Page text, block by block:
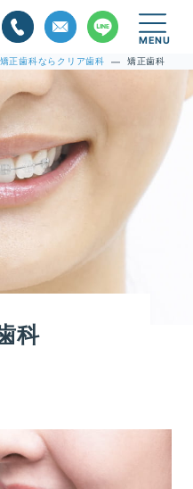
正歯科ならクリア歯科 — 矯正歯科
科